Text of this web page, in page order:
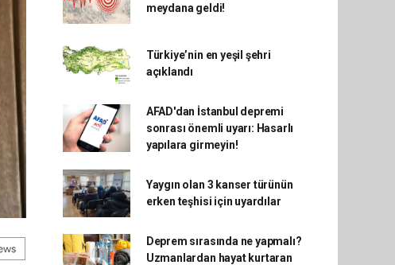
meydana geldi!
Türkiye’nin en yeşil şehri
açıklandı
AFAD'dan İstanbul depremi
sonrası önemli uyarı: Hasarlı
yapılara girmeyin!
Yaygın olan 3 kanser türünün
erken teşhisi için uyardılar
Deprem sırasında ne yapmalı?
Uzmanlardan hayat kurtaran